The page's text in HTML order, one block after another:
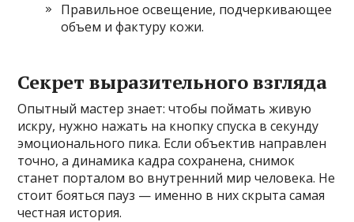
Правильное освещение, подчеркивающее
объем и фактуру кожи.
Секрет выразительного взгляда
Опытный мастер знает: чтобы поймать живую
искру, нужно нажать на кнопку спуска в секунду
эмоционального пика. Если объектив направлен
точно, а динамика кадра сохранена, снимок
станет порталом во внутренний мир человека. Не
стоит бояться пауз — именно в них скрыта самая
честная история.